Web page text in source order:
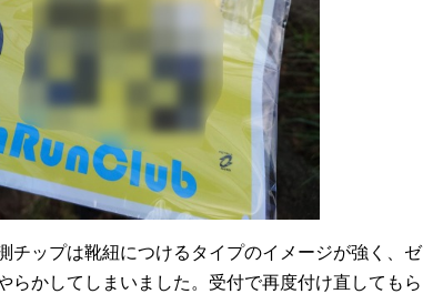
チップは靴紐につけるタイプのイメージが強く、ゼ
らかしてしまいました。受付で再度付け直してもら